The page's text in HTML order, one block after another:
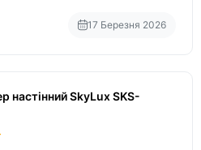
17 Березня 2026
настінний SkyLux SKS-